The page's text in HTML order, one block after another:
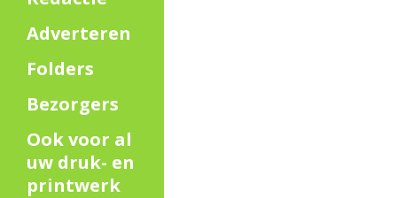
Adverteren
Folders
Bezorgers
Ook voor al
uw druk- en
printwerk